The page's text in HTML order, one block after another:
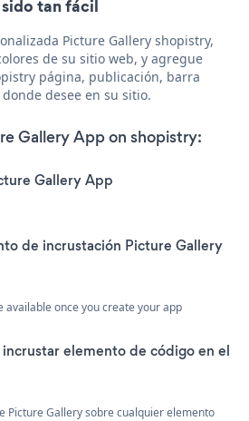
tan fácil
Picture Gallery shopistry,
de su sitio web, y agregue
página, publicación, barra
desee en su sitio.
Gallery App on shopistry:
Gallery App
de incrustación Picture Gallery
available once you create your app
elemento de código en el
Picture Gallery sobre cualquier elemento